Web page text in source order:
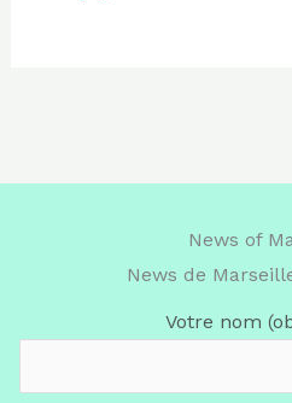
News of
News de
Votre nom